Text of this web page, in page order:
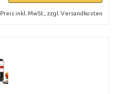
Preis inkl. MwSt., zzgl. Versandkosten